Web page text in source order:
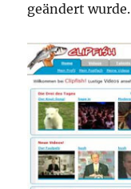
geändert wurde.